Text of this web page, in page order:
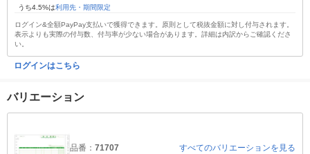
うち4.5%は利用先・期間限定
ログイン&全額PayPay支払いで獲得できます。原則として税抜金額に対し付与されます。
表示よりも実際の付与数、付与率が少ない場合があります。詳細は内訳からご確認くださ
い。
ログインはこちら
バリエーション
品番： 71707 すべてのバリエーションを見る